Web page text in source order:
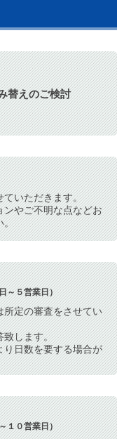
替えのご検討
ていただきます。
ンやご不明な点などお
。
～５営業日）
所定の審査をさせてい
致します。
り日数を要する場合が
１０営業日）